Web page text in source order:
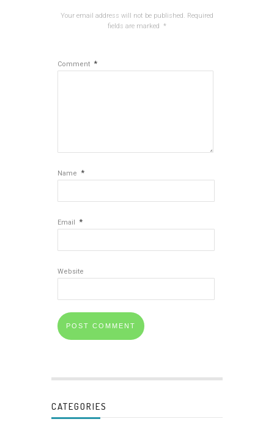
Your email address will not be published. Required
fields are marked *
Comment *
Name *
Email *
Website
CATEGORIES